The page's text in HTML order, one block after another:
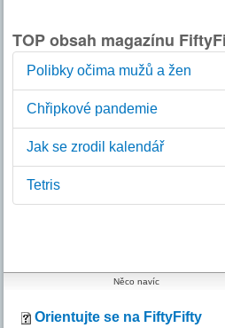
TOP obsah magazínu
Polibky očima mužů a žen
Chřipkové pandemie
Jak se zrodil kalendář
Tetris
Něco navíc
Orientujte se na FiftyFifty